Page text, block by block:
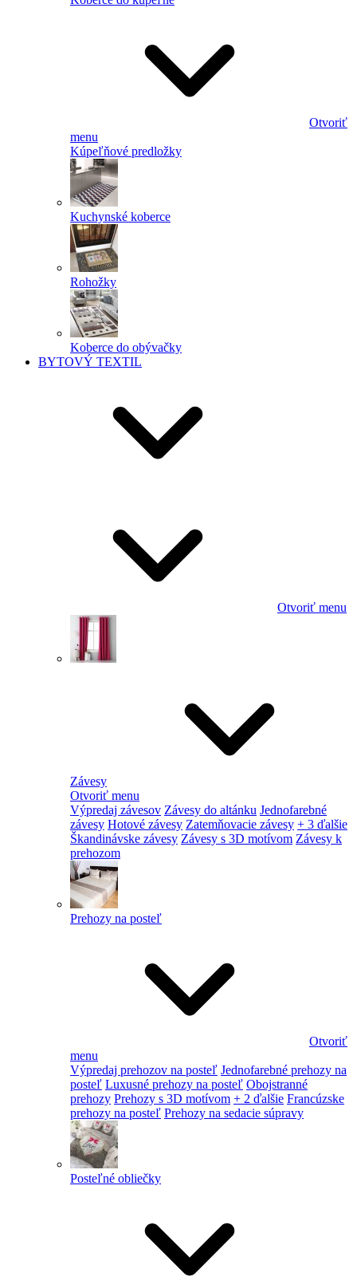
Otvoriť
menu
Kúpeľňové predložky
Kuchynské koberce
Rohožky
Koberce do obývačky
BYTOVÝ TEXTIL
Otvoriť menu
Závesy
Otvoriť menu
Výpredaj závesov Závesy do altánku Jednofarebné
závesy Hotové závesy Zatemňovacie závesy + 3 ďalšie
Škandinávske závesy Závesy s 3D motívom Závesy k
prehozom
Prehozy na posteľ
Otvoriť
menu
Výpredaj prehozov na posteľ Jednofarebné prehozy na
posteľ Luxusné prehozy na posteľ Obojstranné
prehozy Prehozy s 3D motívom + 2 ďalšie Francúzske
prehozy na posteľ Prehozy na sedacie súpravy
Posteľné obliečky